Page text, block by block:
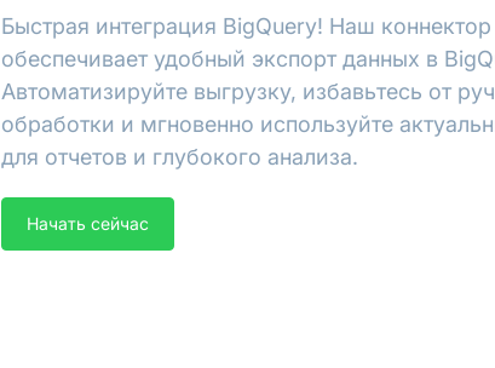
Быстрая интеграция BigQuery! Наш коннектор
обеспечивает удобный экспорт данных в
Автоматизируйте выгрузку, избавьтесь от
обработки и мгновенно используйте
для отчетов и глубокого анализа.
Начать сейчас